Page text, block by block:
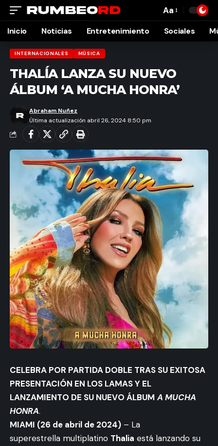
Font
Resizer
Aa
Inicio Noticias Entretenimiento Sociales
INTERNACIONALES MÚSICA
THALĺA LANZA SU NUEVO
ÁLBUM ‘A MUCHA HONRA’
Última actualización abril 26, 2024 8:50 pm
Abraham Nuñez
CELEBRA POR PARTIDA DOBLE TRAS SU EXITOSA
PRESENTACIÓN EN LOS LAMAS Y EL
LANZAMIENTO DE SU NUEVO ÁLBUM A MUCHA
HONRA.
MIAMI (26 de abril de 2024) – La
superestrella multiplatino Thalia está lanzando su